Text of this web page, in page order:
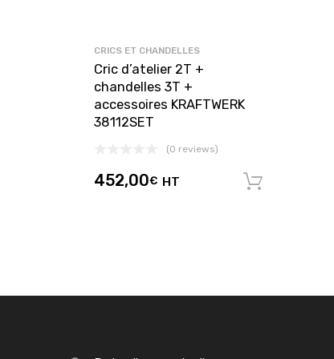
CRICS ET CHANDELLES
Cric d’atelier 2T +
chandelles 3T +
accessoires KRAFTWERK
38112SET
(0 reviews)
452,00€ HT